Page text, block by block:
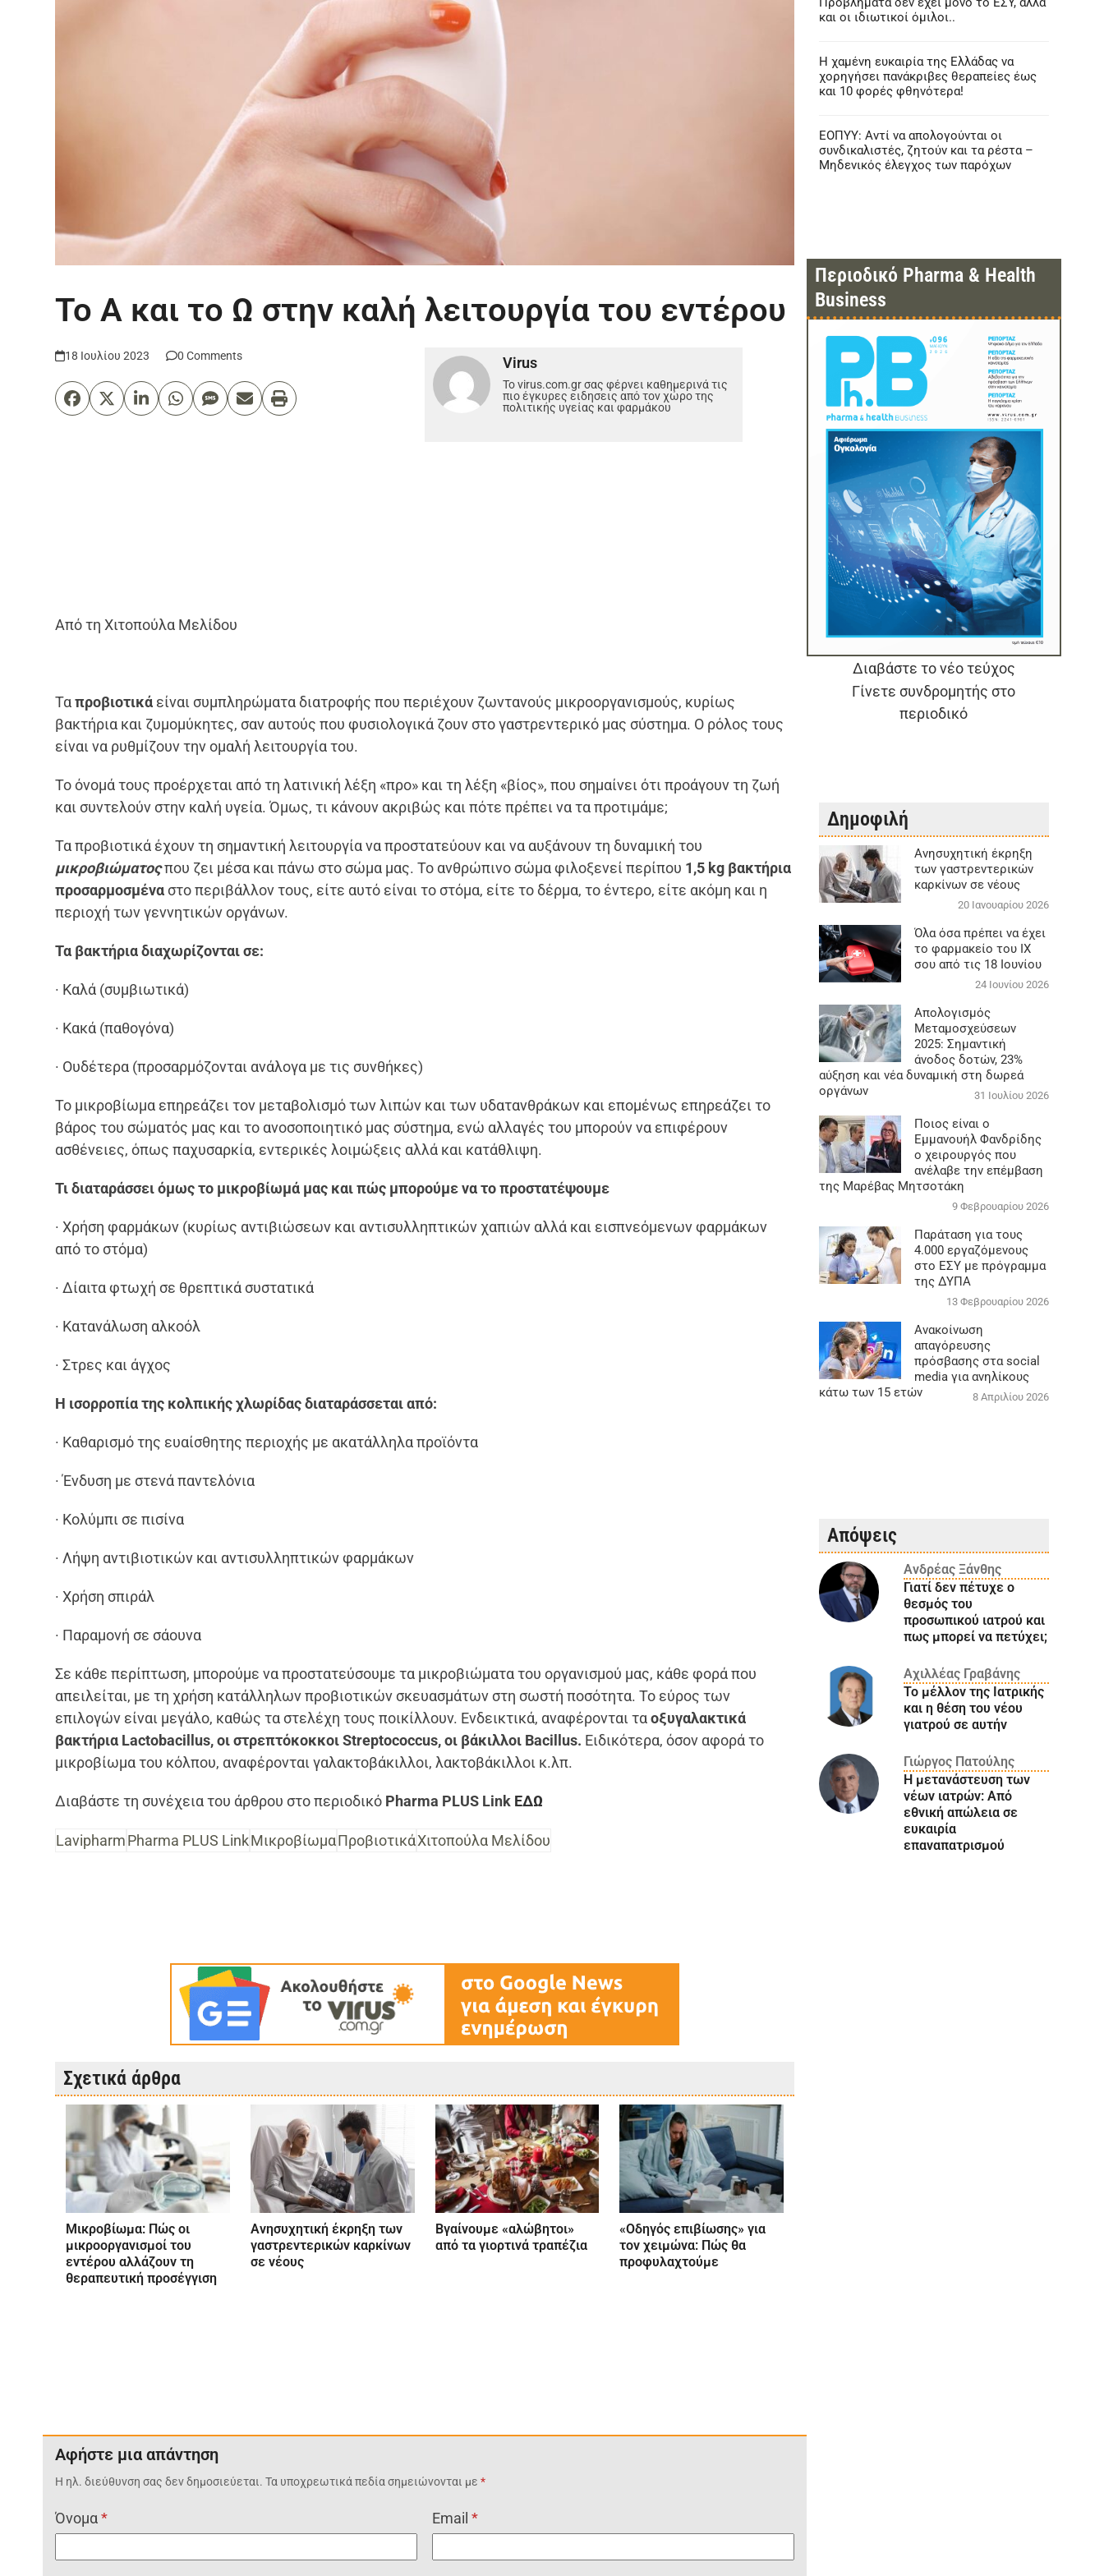
Το Α και το Ω στην καλή λειτουργία του εντέρου
18 Ιουλίου 2023 0 Comments Virus
Το virus.com.gr σας φέρνει καθημερινά τις
πιο έγκυρες ειδησεις από τον χώρο της
πολιτικής υγείας και φαρμάκου
Από τη Χιτοπούλα Μελίδου
Ταπροβιοτικά είναι συμπληρώματα διατροφής που περιέχουν ζωντανούς μικροοργανισμούς, κυρίως
βακτήρια και ζυμομύκητες, σαν αυτούς που φυσιολογικά ζουν στο γαστρεντερικό μας σύστημα. Ο ρόλος τους
είναι να ρυθμίζουν την ομαλή λειτουργία του.
Το όνομά τους προέρχεται από τη λατινική λέξη «προ» και τη λέξη «βίος», που σημαίνει ότι προάγουν τη ζωή
και συντελούν στην καλή υγεία. Όμως, τι κάνουν ακριβώς και πότε πρέπει να τα προτιμάμε;
Τα προβιοτικά έχουν τη σημαντική λειτουργία να προστατεύουν και να αυξάνουν τη δυναμική του
μικροβιώματοςπου ζει μέσα και πάνω στο σώμα μας. Το ανθρώπινο σώμα φιλοξενεί περίπου 1,5 kg βακτήρια
προσαρμοσμένα στο περιβάλλον τους, είτε αυτό είναι το στόμα, είτε το δέρμα, το έντερο, είτε ακόμη και η
περιοχή των γεννητικών οργάνων.
Τα βακτήρια διαχωρίζονται σε:
· Καλά (συμβιωτικά)
· Κακά (παθογόνα)
· Ουδέτερα (προσαρμόζονται ανάλογα με τις συνθήκες)
Το μικροβίωμα επηρεάζει τον μεταβολισμό των λιπών και των υδατανθράκων και επομένως επηρεάζει το
βάρος του σώματός μας και το ανοσοποιητικό μας σύστημα, ενώ αλλαγές του μπορούν να επιφέρουν
ασθένειες, όπως παχυσαρκία, εντερικές λοιμώξεις αλλά και κατάθλιψη.
Τι διαταράσσει όμως το μικροβίωμά μας και πώς μπορούμε να το προστατέψουμε
· Χρήση φαρμάκων (κυρίως αντιβιώσεων και αντισυλληπτικών χαπιών αλλά και εισπνεόμενων φαρμάκων
από το στόμα)
· Δίαιτα φτωχή σε θρεπτικά συστατικά
· Κατανάλωση αλκοόλ
· Στρες και άγχος
Η ισορροπία της κολπικής χλωρίδας διαταράσσεται από:
· Καθαρισμό της ευαίσθητης περιοχής με ακατάλληλα προϊόντα
· Ένδυση με στενά παντελόνια
· Κολύμπι σε πισίνα
· Λήψη αντιβιοτικών και αντισυλληπτικών φαρμάκων
· Χρήση σπιράλ
· Παραμονή σε σάουνα
Σε κάθε περίπτωση, μπορούμε να προστατεύσουμε τα μικροβιώματα του οργανισμού μας, κάθε φορά που
απειλείται, με τη χρήση κατάλληλων προβιοτικών σκευασμάτων στη σωστή ποσότητα. Το εύρος των
επιλογών είναι μεγάλο, καθώς τα στελέχη τους ποικίλλουν. Ενδεικτικά, αναφέρονται ταοξυγαλακτικά
βακτήρια Lactobacillus, οι στρεπτόκοκκοι Streptococcus, οι βάκιλλοι Bacillus. Ειδικότερα, όσον αφορά το
μικροβίωμα του κόλπου, αναφέρονται γαλακτοβάκιλλοι, λακτοβάκιλλοι κ.λπ.
Διαβάστε τη συνέχεια του άρθρου στο περιοδικό Pharma PLUS Link ΕΔΩ
LavipharmPharma PLUS LinkΜικροβίωμαΠροβιοτικάΧιτοπούλα Μελίδου
Σχετικά άρθρα
Μικροβίωμα: Πώς οι
μικροοργανισμοί του
εντέρου αλλάζουν τη
θεραπευτική προσέγγιση
Aνησυχητική έκρηξη των
γαστρεντερικών καρκίνων
σε νέους
Βγαίνουμε «αλώβητοι»
από τα γιορτινά τραπέζια
«Οδηγός επιβίωσης» για
τον χειμώνα: Πώς θα
προφυλαχτούμε
Αφήστε μια απάντηση
Η ηλ. διεύθυνση σας δεν δημοσιεύεται. Τα υποχρεωτικά πεδία σημειώνονται με*
Όνομα* Email*
και οι ιδιωτικοί όμιλοι..
Η χαμένη ευκαιρία της Ελλάδας να
χορηγήσει πανάκριβες θεραπείες έως
και 10 φορές φθηνότερα!
ΕΟΠΥΥ: Αντί να απολογούνται οι
συνδικαλιστές, ζητούν και τα ρέστα –
Μηδενικός έλεγχος των παρόχων
Περιοδικό Pharma & Health
Business
Διαβάστε το νέο τεύχος
Γίνετε συνδρομητής στο
περιοδικό
Δημοφιλή
Aνησυχητική έκρηξη
των γαστρεντερικών
καρκίνων σε νέους
20 Ιανουαρίου 2026
Όλα όσα πρέπει να έχει
το φαρμακείο του ΙΧ
σου από τις 18 Ιουνίου
24 Ιουνίου 2026
Απολογισμός
Μεταμοσχεύσεων
2025: Σημαντική
άνοδος δοτών, 23%
αύξηση και νέα δυναμική στη δωρεά
οργάνων
31 Ιουλίου 2026
Ποιος είναι ο
Εμμανουήλ Φανδρίδης
ο χειρουργός που
ανέλαβε την επέμβαση
της Μαρέβας Μητσοτάκη
9 Φεβρουαρίου 2026
Παράταση για τους
4.000 εργαζόμενους
στο ΕΣΥ με πρόγραμμα
της ΔΥΠΑ
13 Φεβρουαρίου 2026
Ανακοίνωση
απαγόρευσης
πρόσβασης στα social
media για ανηλίκους
κάτω των 15 ετών
8 Απριλίου 2026
Απόψεις
Ανδρέας Ξάνθης
Γιατί δεν πέτυχε ο
θεσμός του
προσωπικού ιατρού και
πως μπορεί να πετύχει;
Αχιλλέας Γραβάνης
Το μέλλον της Ιατρικής
και η θέση του νέου
γιατρού σε αυτήν
Γιώργος Πατούλης
Η μετανάστευση των
νέων ιατρών: Aπό
εθνική απώλεια σε
ευκαιρία
επαναπατρισμού